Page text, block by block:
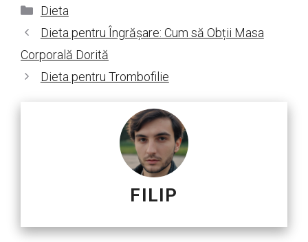
Categorii
Dieta
Dieta pentru Îngrășare: Cum să Obții Masa
Corporală Dorită
Dieta pentru Trombofilie
FILIP